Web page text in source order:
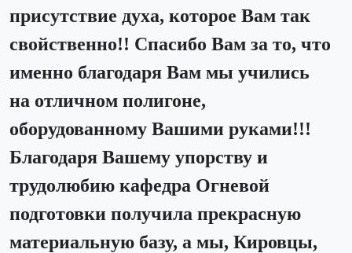
присутствие духа, которое Вам так
свойственно!! Спасибо Вам за то, что
именно благодаря Вам мы учились
на отличном полигоне,
оборудованному Вашими руками!!!
Благодаря Вашему упорству и
трудолюбию кафедра Огневой
подготовки получила прекрасную
материальную базу, а мы, Кировцы,